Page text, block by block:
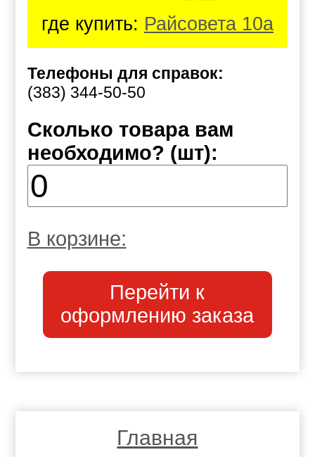
где купить: Райсовета 10а
Телефоны для справок:
(383) 344-50-50
Сколько товара вам
необходимо? (шт):
В корзине:
Перейти к
оформлению заказа
Главная